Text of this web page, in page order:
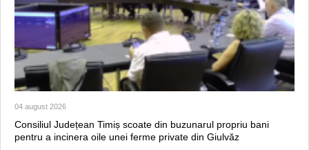
04 august 2026
Consiliul Județean Timiș scoate din buzunarul propriu bani
pentru a incinera oile unei ferme private din Giulvăz